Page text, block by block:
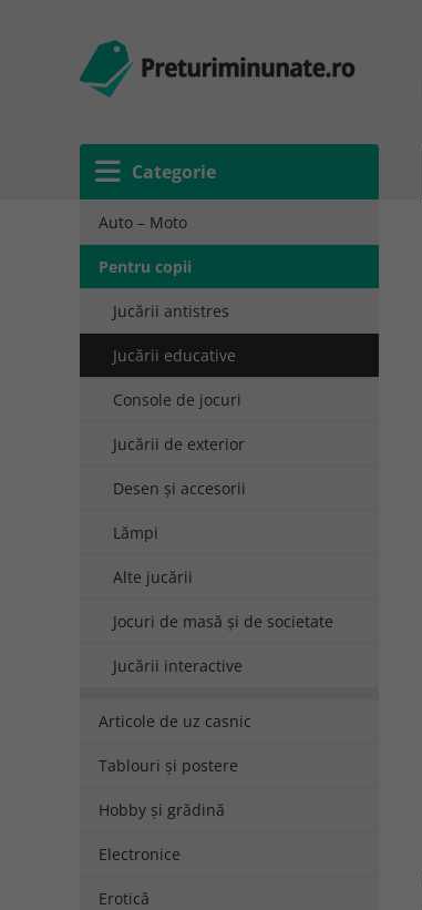
Categorie
Auto – Moto
Pentru copii
Jucării antistres
Jucării educative
Console de jocuri
Jucării de exterior
Desen și accesorii
Lămpi
Alte jucării
Jocuri de masă și de societate
Jucării interactive
Articole de uz casnic
Tablouri și postere
Hobby și grădină
Electronice
Erotică